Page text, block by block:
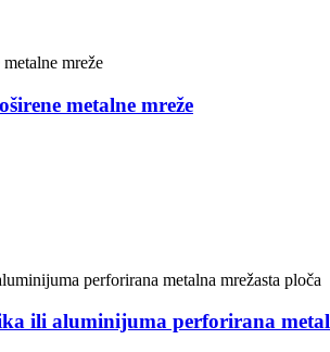
metalne mreže
ili aluminijuma perforirana